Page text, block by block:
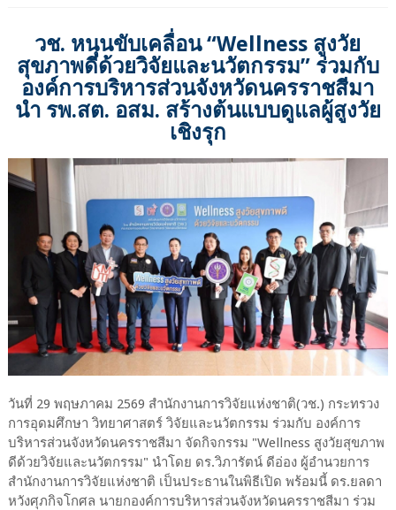
วช. หนุนขับเคลื่อน “Wellness สูงวัย
สุขภาพดีด้วยวิจัยและนวัตกรรม” ร่วมกับ
องค์การบริหารส่วนจังหวัดนครราชสีมา
นำ รพ.สต. อสม. สร้างต้นแบบดูแลผู้สูงวัย
เชิงรุก
วันที่ 29 พฤษภาคม 2569 สำนักงานการวิจัยแห่งชาติ(วช.) กระทรวง
การอุดมศึกษา วิทยาศาสตร์ วิจัยและนวัตกรรม ร่วมกับ องค์การ
บริหารส่วนจังหวัดนครราชสีมา จัดกิจกรรม "Wellness สูงวัยสุขภาพ
ดีด้วยวิจัยและนวัตกรรม" นำโดย ดร.วิภารัตน์ ดีอ่อง ผู้อำนวยการ
สำนักงานการวิจัยแห่งชาติ เป็นประธานในพิธีเปิด พร้อมนี้ ดร.ยลดา
หวังศุภกิจโกศล นายกองค์การบริหารส่วนจังหวัดนครราชสีมา ร่วม